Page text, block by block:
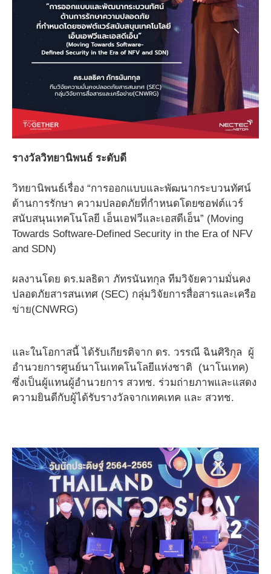
รางวัลวิทยานิพนธ์ ระดับดี
วิทยานิพนธ์เรื่อง “การออกแบบและพัฒนากระบวนทัศน์
ด้านการรักษา ความปลอดภัยที่กำหนดโดยซอฟต์แวร์
สนับสนุนเทคโนโลยี เอ็นเอฟวีและเอสดีเอ็น” (Moving
Towards Software-Defined Security in the Era of NFV
and SDN)
ผลงานโดย ดร.มลธิดา ภัทรนันทกุล ทีมวิจัยความมั่นคง
ปลอดภัยสารสนเทศ (SEC) กลุ่มวิจัยการสื่อสารและเครือ
ข่าย(CNWRG)
และในโอกาสนี้ ได้รับเกียรติจาก ดร. วรรณี ฉินศิริกุล ผู้
อำนวยการศูนย์นาโนเทคโนโลยีแห่งชาติ (นาโนเทค)
ซึ่งเป็นผู้แทนผู้อำนวยการ สวทช. ร่วมถ่ายภาพและแสดง
ความยินดีกับผู้ได้รับรางวัลจากเทคเทค และ สวทช.